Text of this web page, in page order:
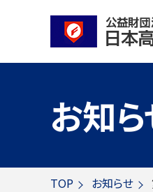
お知
TOP お知らせ